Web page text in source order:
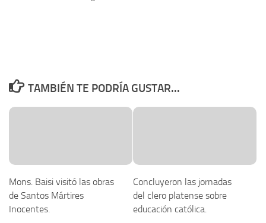
TAMBIÉN TE PODRÍA GUSTAR...
Mons. Baisi visitó las obras
de Santos Mártires
Inocentes.
Concluyeron las jornadas
del clero platense sobre
educación católica.